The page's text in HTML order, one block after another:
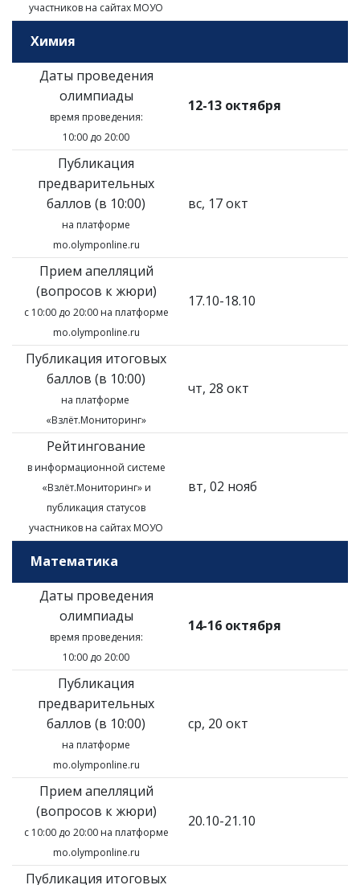
участников на сайтах МОУО
Химия
Даты проведения
олимпиады
время проведения:
10:00 до 20:00
12-13 октября
Публикация
предварительных
баллов (в 10:00)
на платформе
mo.olymponline.ru
вс, 17 окт
Прием апелляций
(вопросов к жюри)
с 10:00 до 20:00 на платформе
mo.olymponline.ru
17.10-18.10
Публикация итоговых
баллов (в 10:00)
на платформе
«Взлёт.Мониторинг»
чт, 28 окт
Рейтингование
в информационной системе
«Взлёт.Мониторинг» и
публикация статусов
участников на сайтах МОУО
вт, 02 нояб
Математика
Даты проведения
олимпиады
время проведения:
10:00 до 20:00
14-16 октября
Публикация
предварительных
баллов (в 10:00)
на платформе
mo.olymponline.ru
ср, 20 окт
Прием апелляций
(вопросов к жюри)
с 10:00 до 20:00 на платформе
mo.olymponline.ru
20.10-21.10
Публикация итоговых